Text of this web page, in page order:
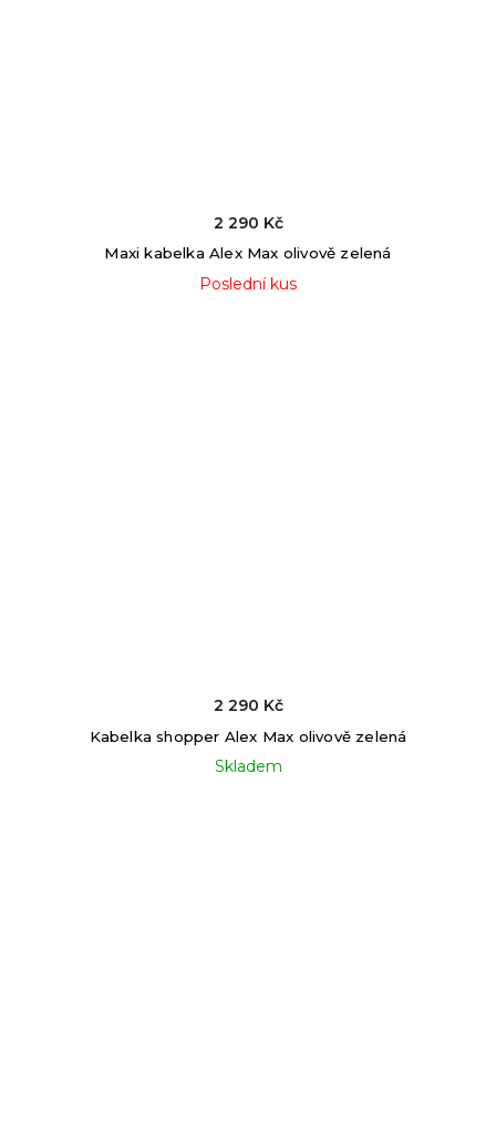
Maxi kabelka Alex Max olivově zelená
Poslední kus
2 290 Kč
Kabelka shopper Alex Max olivově zelená
Skladem
2 290 Kč